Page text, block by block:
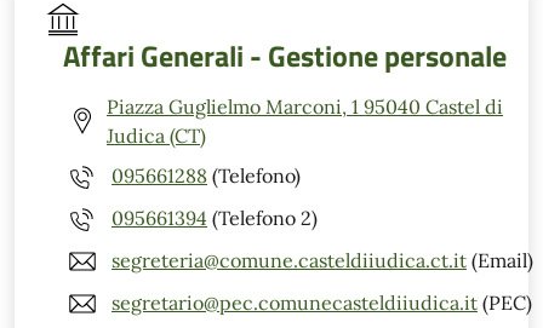
Affari Generali - Gestione personale
Piazza Guglielmo Marconi, 1 95040 Castel di
Judica (CT)
095661288 (Telefono)
095661394 (Telefono 2)
segreteria@comune.casteldiiudica.ct.it (Email)
segretario@pec.comunecasteldiiudica.it (PEC)